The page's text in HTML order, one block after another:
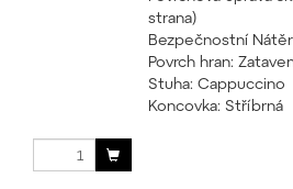
strana)
Bezpečnostní
Povrch hran:
Stuha: Cappuccino
Koncovka: Stříbrná